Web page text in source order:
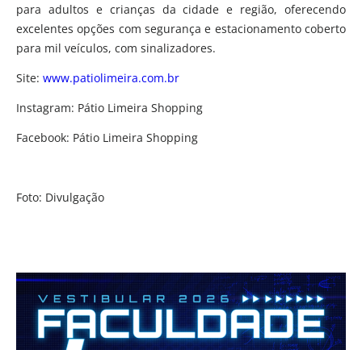
para adultos e crianças da cidade e região, oferecendo
excelentes opções com segurança e estacionamento coberto
para mil veículos, com sinalizadores.
Site: www.patiolimeira.com.br
Instagram: Pátio Limeira Shopping
Facebook: Pátio Limeira Shopping
Foto: Divulgação